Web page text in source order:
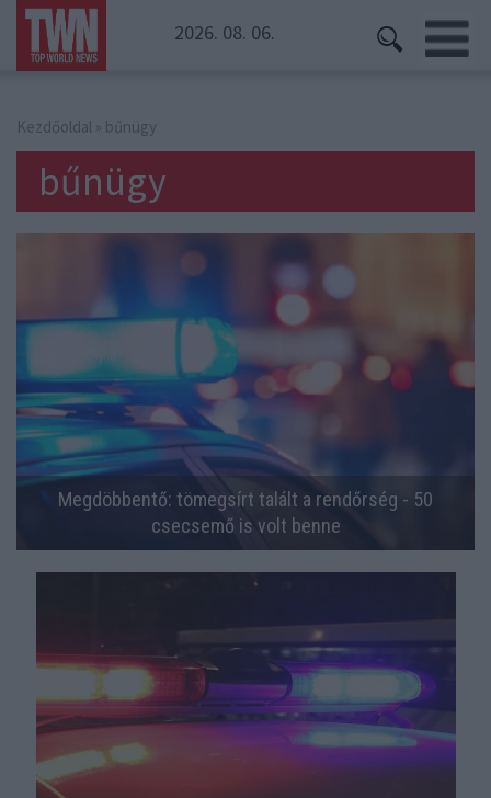
2026. 08. 06.
Kezdőoldal » bűnügy
bűnügy
Megdöbbentő: tömegsírt talált a rendőrség - 50
csecsemő is volt benne